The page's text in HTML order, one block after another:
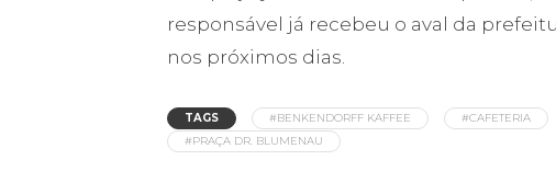
responsável já recebeu o aval da
nos próximos dias.
TAGS #BENKENDORFF KAFFEE #CAFETERIA
#PRAÇA DR. BLUMENAU